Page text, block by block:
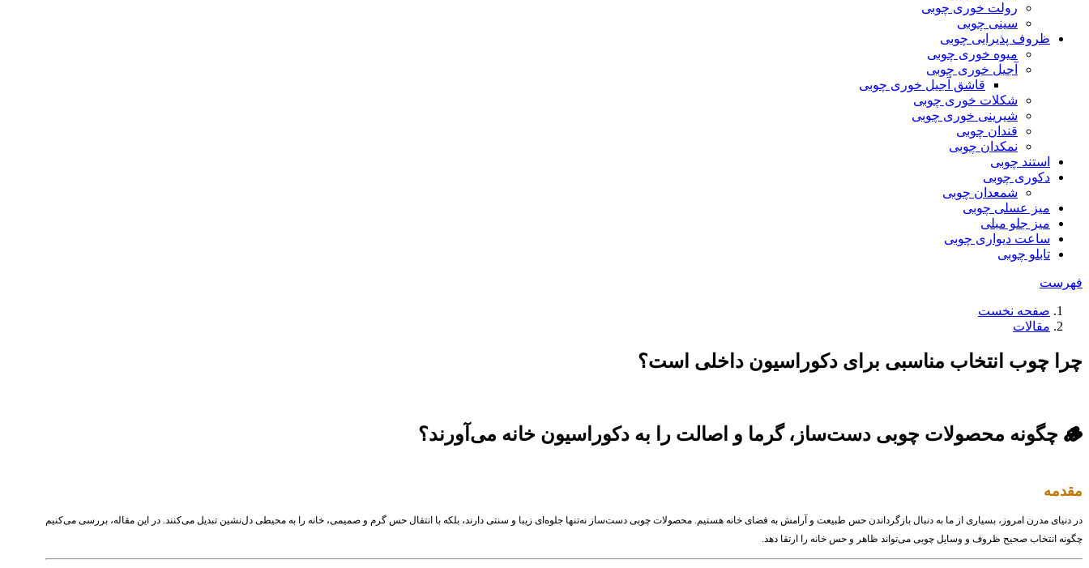
رولت خوری چوبی
سینی چوبی
ظروف پذیرایی چوبی
میوه خوری چوبی
آجیل خوری چوبی
قاشق آجیل خوری چوبی
شکلات خوری چوبی
شیرینی خوری چوبی
قندان چوبی
نمکدان چوبی
استند چوبی
دکوری چوبی
شمعدان چوبی
میز عسلی چوبی
میز جلو مبلی
ساعت دیواری چوبی
تابلو چوبی
فهرست
صفحه نخست
مقالات
چرا چوب انتخاب مناسبی برای دکوراسیون داخلی است؟
🪵 چگونه محصولات چوبی دست‌ساز، گرما و اصالت را به دکوراسیون خانه می‌آورند؟
مقدمه
در دنیای مدرن امروز، بسیاری از ما به دنبال بازگرداندن حس طبیعت و آرامش به فضای خانه هستیم. محصولات چوبی دست‌ساز نه‌تنها جلوه‌ای زیبا و سنتی دارند، بلکه با انتقال حس گرم و صمیمی، خانه را به محیطی دل‌نشین تبدیل می‌کنند. در این مقاله، بررسی می‌کنیم
چگونه انتخاب صحیح ظروف و وسایل چوبی می‌تواند ظاهر و حس خانه را ارتقا دهد.